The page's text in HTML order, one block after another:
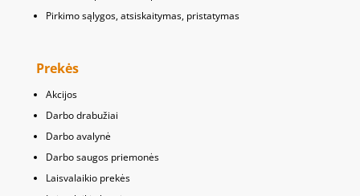
Pirkimo sąlygos, atsiskaitymas, pristatymas
Prekės
Akcijos
Darbo drabužiai
Darbo avalynė
Darbo saugos priemonės
Laisvalaikio prekės